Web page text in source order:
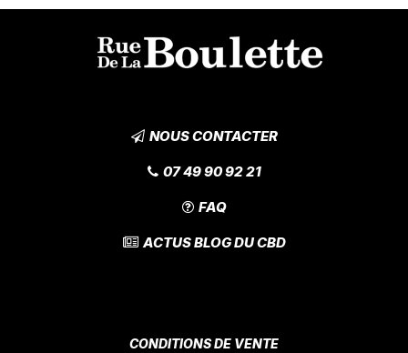
NOUS CONTACTER
07 49 90 92 21
FAQ
ACTUS BLOG DU CBD
CONDITIONS DE VENTE